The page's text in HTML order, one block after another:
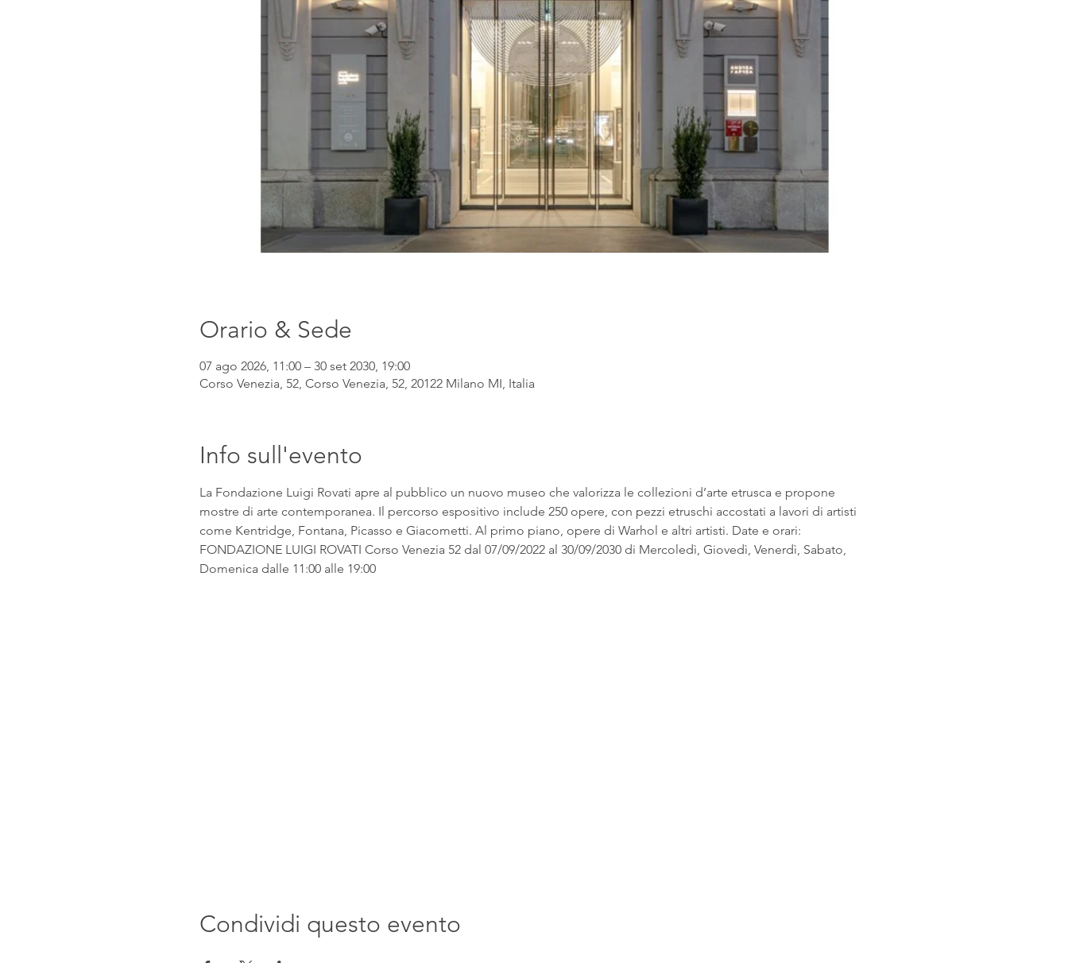
Orario & Sede
07 ago 2026, 11:00 – 30 set 2030, 19:00
Corso Venezia, 52, Corso Venezia, 52, 20122 Milano MI, Italia
Info sull'evento
La Fondazione Luigi Rovati apre al pubblico un nuovo museo che valorizza le collezioni d’arte etrusca e propone
mostre di arte contemporanea. Il percorso espositivo include 250 opere, con pezzi etruschi accostati a lavori di artisti
come Kentridge, Fontana, Picasso e Giacometti. Al primo piano, opere di Warhol e altri artisti. Date e orari:
FONDAZIONE LUIGI ROVATI Corso Venezia 52 dal 07/09/2022 al 30/09/2030 di Mercoledì, Giovedì, Venerdì, Sabato,
Domenica dalle 11:00 alle 19:00
Condividi questo evento